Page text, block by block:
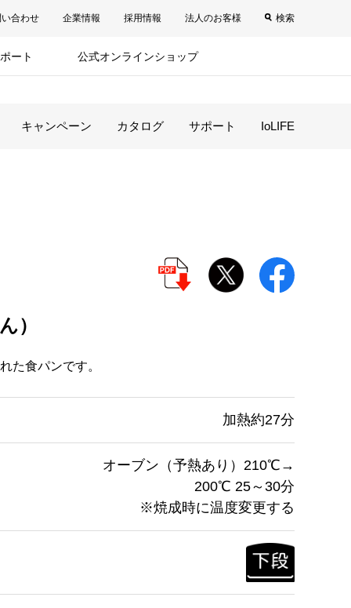
合わせ 企業情報 採用情報 法人のお客様 検索
ート 公式オンラインショップ
キャンペーン カタログ サポート IoLIFE
）
た食パンです。
加熱約27分
オーブン（予熱あり）210℃→
200℃ 25～30分
※焼成時に温度変更する